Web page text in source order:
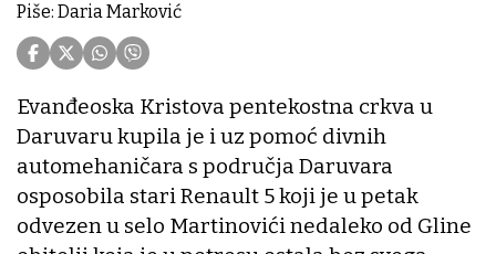
Piše: Daria Marković
Evanđeoska Kristova pentekostna crkva u
Daruvaru kupila je i uz pomoć divnih
automehaničara s područja Daruvara
osposobila stari Renault 5 koji je u petak
odvezen u selo Martinovići nedaleko od Gline